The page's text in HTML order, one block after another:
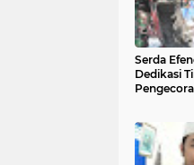
Serda
Dedikasi